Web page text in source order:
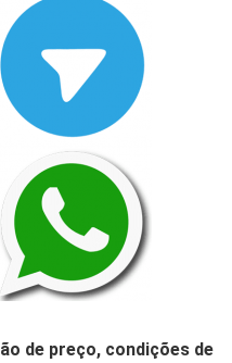
de preço, condições de